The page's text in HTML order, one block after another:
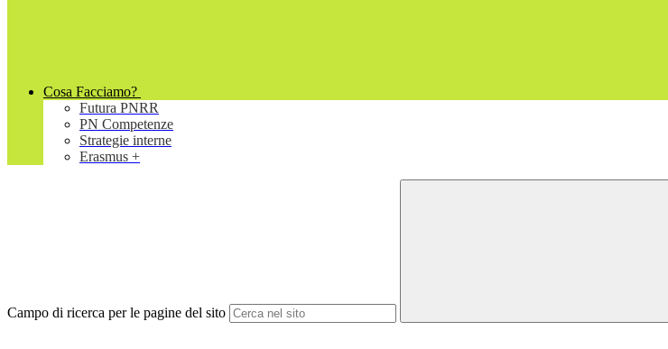
Cosa Facciamo?
Futura PNRR
PN Competenze
Strategie interne
Erasmus +
Campo di ricerca per le pagine del sito